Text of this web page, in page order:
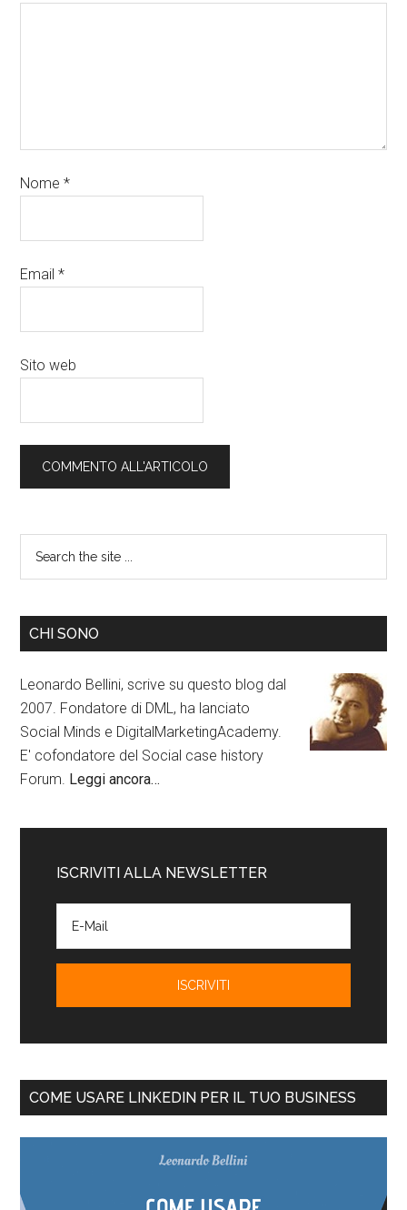
Nome*
Email*
Sito web
CHI SONO
Leonardo Bellini, scrive su questo blog dal
2007. Fondatore di DML, ha lanciato
Social Minds e DigitalMarketingAcademy.
E' cofondatore del Social case history
Forum. Leggi ancora…
ISCRIVITI ALLA NEWSLETTER
COME USARE LINKEDIN PER IL TUO BUSINESS